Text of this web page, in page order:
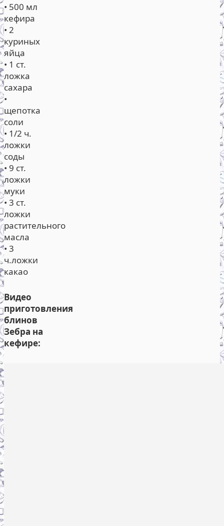
• 500 мл
кефира
• 2
куриных
яйца
• 1 ст.
ложка
сахара
•
щепотка
соли
• 1/2 ч.
ложки
соды
• 9 ст.
ложки
муки
• 3 ст.
ложки
растительного
масла
• 3
ч.ложки
какао
Видео
приготовления
блинов
Зебра на
кефире: